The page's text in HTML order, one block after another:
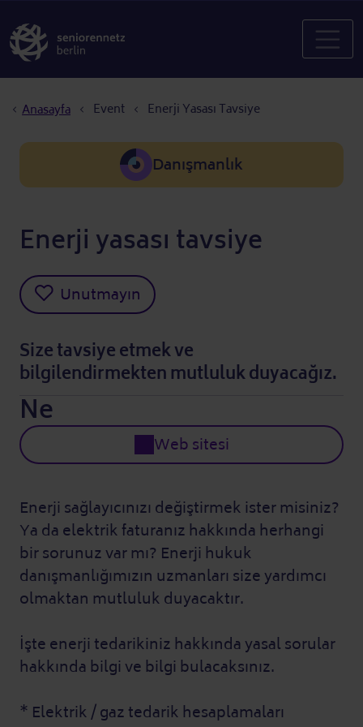
Anasayfa Event Enerji Yasası Tavsiye
Danışmanlık
Enerji yasası tavsiye
Unutmayın
Size tavsiye etmek ve
bilgilendirmekten mutluluk duyacağız.
Ne
Web sitesi
Enerji sağlayıcınızı değiştirmek ister misiniz?
Ya da elektrik faturanız hakkında herhangi
bir sorunuz var mı? Enerji hukuk
danışmanlığımızın uzmanları size yardımcı
olmaktan mutluluk duyacaktır.
İşte enerji tedarikiniz hakkında yasal sorular
hakkında bilgi ve bilgi bulacaksınız.
* Elektrik / gaz tedarik hesaplamaları